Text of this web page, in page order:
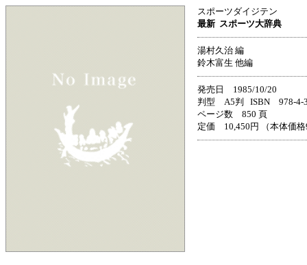
スポーツダイジテン
最新 スポーツ大辞典
湯村久治 編
鈴木富生 他編
発売日 1985/10/20
判型 A5判 ISBN 978-4-
ページ数 850 頁
定価 10,450円 （本体価格